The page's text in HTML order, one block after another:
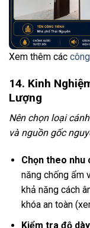
Xem thêm các
14. Kinh
Lượng
Nên chọn loại
và nguồn gốc
Chọn theo nhu
năng chống ẩm
khả năng cách
khóa an toàn
Kiểm tra độ